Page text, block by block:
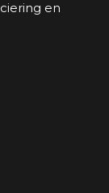
en